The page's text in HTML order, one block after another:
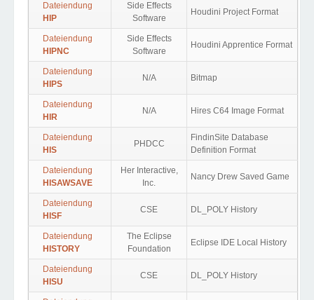
Dateiendung
HIP
Side Effects
Software
Houdini Project Format
Dateiendung
HIPNC
Side Effects
Software
Houdini Apprentice Format
Dateiendung
HIPS
N/A Bitmap
Dateiendung
HIR
N/A Hires C64 Image Format
Dateiendung
HIS
PHDCC
FindinSite Database
Definition Format
Dateiendung
HISAWSAVE
Her Interactive,
Inc.
Nancy Drew Saved Game
Dateiendung
HISF
CSE DL_POLY History
Dateiendung
HISTORY
The Eclipse
Foundation
Eclipse IDE Local History
Dateiendung
HISU
CSE DL_POLY History